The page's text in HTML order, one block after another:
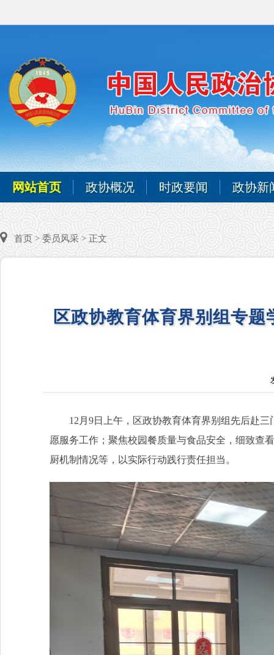
网站首页 政协概况 时政要闻 政协新
首页 > 委员风采 > 正文
区政协教育体育界别组专
12月9日上午，区政协教育体育界别组先后赴三
愿服务工作；聚焦校园餐质量与食品安全，细致查
厨机制情况等，以实际行动践行责任担当。